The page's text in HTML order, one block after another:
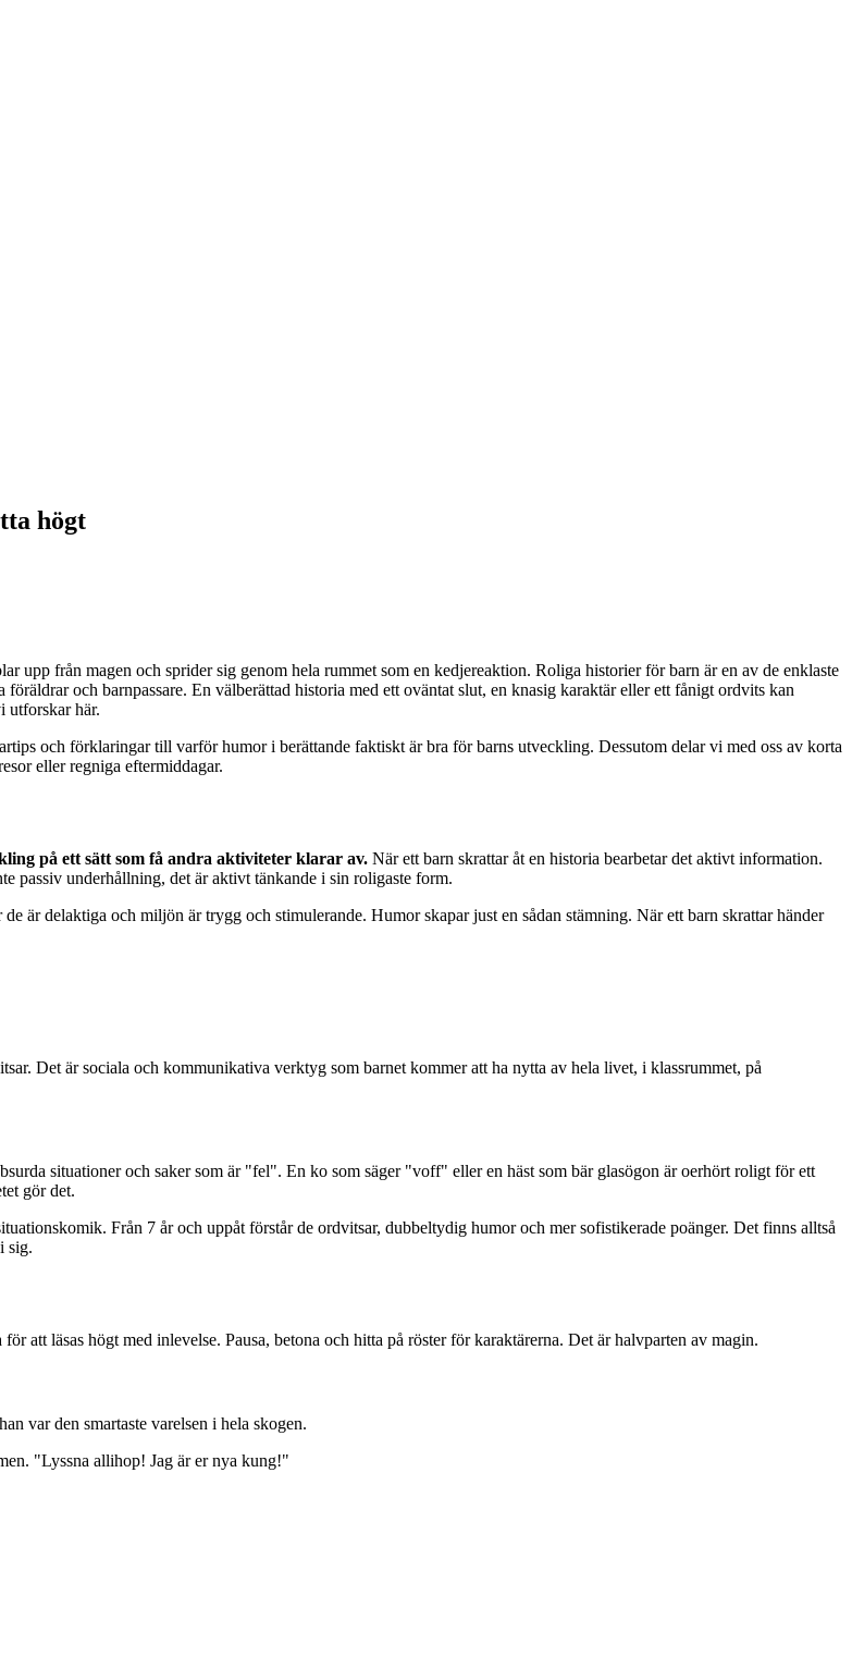
högt
upp från magen och sprider sig genom hela rummet som en kedjereaktion. Roliga historier för barn är en av de enklaste
och barnpassare. En välberättad historia med ett oväntat slut, en knasig karaktär eller ett fånigt ordvits kan
utforskar här.
och förklaringar till varför humor i berättande faktiskt är bra för barns utveckling. Dessutom delar vi med oss av korta
eller regniga eftermiddagar.
på ett sätt som få andra aktiviteter klarar av. När ett barn skrattar åt en historia bearbetar det aktivt information.
passiv underhållning, det är aktivt tänkande i sin roligaste form.
är delaktiga och miljön är trygg och stimulerande. Humor skapar just en sådan stämning. När ett barn skrattar händer
Det är sociala och kommunikativa verktyg som barnet kommer att ha nytta av hela livet, i klassrummet, på
situationer och saker som är "fel". En ko som säger "voff" eller en häst som bär glasögon är oerhört roligt för ett
gör det.
Från 7 år och uppåt förstår de ordvitsar, dubbeltydig humor och mer sofistikerade poänger. Det finns alltså
sig.
att läsas högt med inlevelse. Pausa, betona och hitta på röster för karaktärerna. Det är halvparten av magin.
var den smartaste varelsen i hela skogen.
"Lyssna allihop! Jag är er nya kung!"